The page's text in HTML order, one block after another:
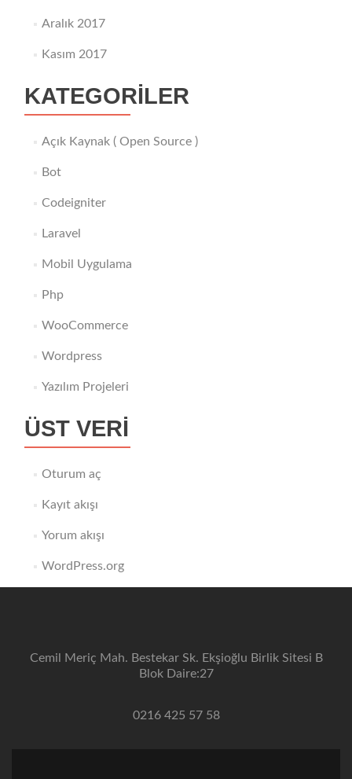
Aralık 2017
Kasım 2017
KATEGORILER
Açık Kaynak ( Open Source )
Bot
Codeigniter
Laravel
Mobil Uygulama
Php
WooCommerce
Wordpress
Yazılım Projeleri
ÜST VERI
Oturum aç
Kayıt akışı
Yorum akışı
WordPress.org
Cemil Meriç Mah. Bestekar Sk. Ekşioğlu Birlik Sitesi B
Blok Daire:27
0216 425 57 58